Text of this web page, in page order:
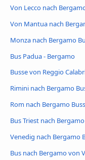
Von Lecco nach
Von Mantua nach
Monza nach Bergamo
Bus Padua - Bergamo
Busse von Reggio
Rimini nach Bergamo
Rom nach Bergamo
Bus Triest nach Bergamo
Venedig nach Bergamo
Bus nach Bergamo von